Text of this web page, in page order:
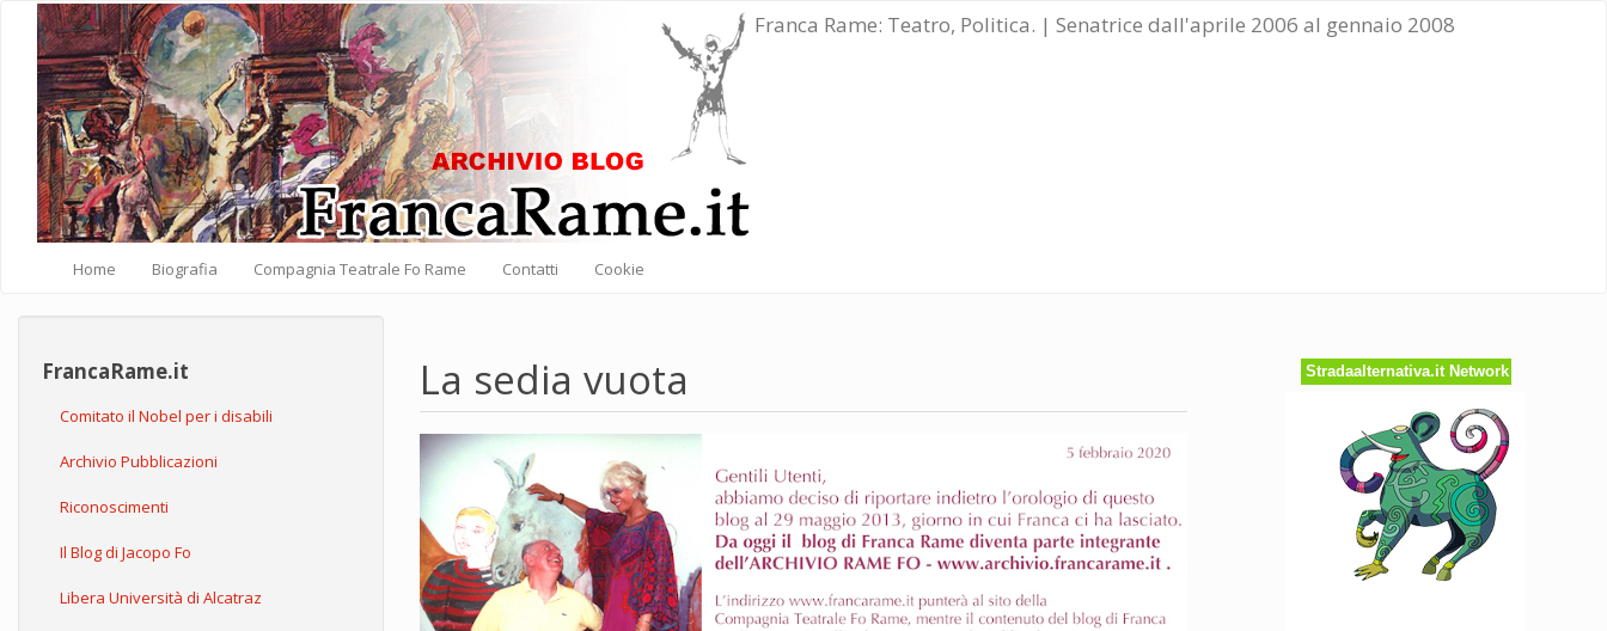
Salta al contenuto principale Franca Rame: Teatro, Politica. | Senatrice dall'aprile 2006 al gennaio 2008
Home Biografia Compagnia Teatrale Fo Rame Contatti Cookie
FrancaRame.it
Comitato il Nobel per i disabili
Archivio Pubblicazioni
Riconoscimenti
Il Blog di Jacopo Fo
Libera Università di Alcatraz
La sedia vuota Stradaalternativa.it Network